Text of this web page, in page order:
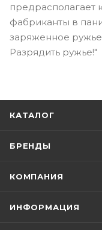
предрасполагает
фабриканты в
заряженное
Разрядить ружье!"
КАТАЛОГ
БРЕНДЫ
КОМПАНИЯ
ИНФОРМАЦИЯ